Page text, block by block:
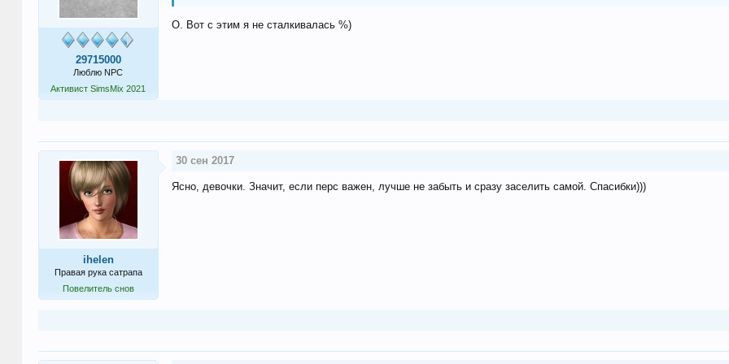
29715000
Люблю NPC
Активист SimsMix 2021
О. Вот с этим я не сталкивалась %)
ihelen
Правая рука сатрапа
Повелитель снов
30 сен 2017
Ясно, девочки. Значит, если перс важен, лучше не забыть и сразу заселить самой. Спасибки)))